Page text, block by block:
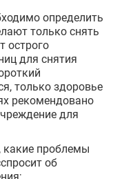
определить
только снять
острого
для снятия
только здоровье
рекомендовано
для
какие проблемы
об